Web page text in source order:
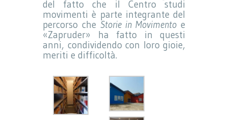
del fatto che il Centro studi
movimenti è parte integrante del
percorso che Storie in Movimento e
«Zapruder» ha fatto in questi
anni, condividendo con loro gioie,
meriti e difficoltà.